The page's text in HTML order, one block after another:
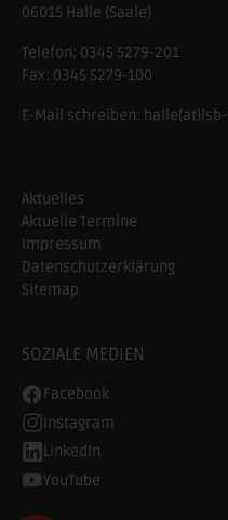
06015 Halle (Saale)
Telefon: 0345 5279-201
Fax: 0345 5279-100
E-Mail schreiben:
Aktuelles
Aktuelle Termine
Impressum
Datenschutzerklärung
Sitemap
SOZIALE MEDIEN
Facebook
Instagram
LinkedIn
YouTube